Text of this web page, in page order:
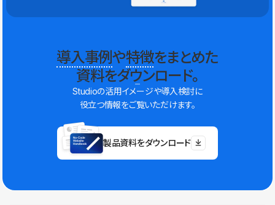
導入事例や特徴をまとめた
資料をダウンロード。
Studioの活用イメージや導入検討に
役立つ情報をご覧いただけます。
製品資料をダウンロード